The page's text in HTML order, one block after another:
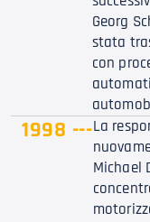
Georg
stata
con
1998 ---La
Michael